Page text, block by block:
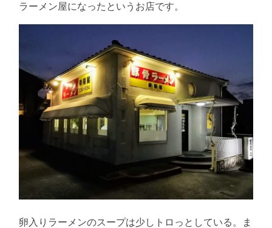
ラーメン屋になったというお店です。
卵入りラーメンのスープは少しトロっとしている。ま